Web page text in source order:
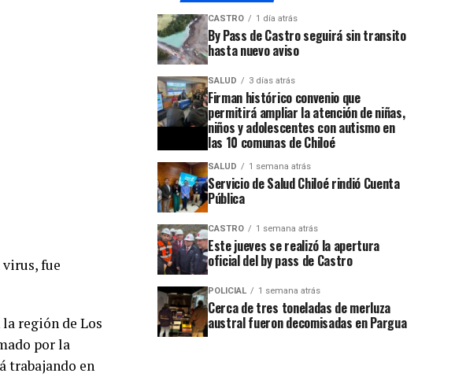
virus, fue
región de Los
por la
trabajando en
CASTRO 1 día atrás
By Pass de Castro seguirá sin transito
hasta nuevo aviso
SALUD 3 días atrás
Firman histórico convenio que
permitirá ampliar la atención de niñas,
niños y adolescentes con autismo en
las 10 comunas de Chiloé
SALUD 1 semana atrás
Servicio de Salud Chiloé rindió Cuenta
Pública
CASTRO 1 semana atrás
Este jueves se realizó la apertura
oficial del by pass de Castro
POLICIAL 1 semana atrás
Cerca de tres toneladas de merluza
austral fueron decomisadas en Pargua